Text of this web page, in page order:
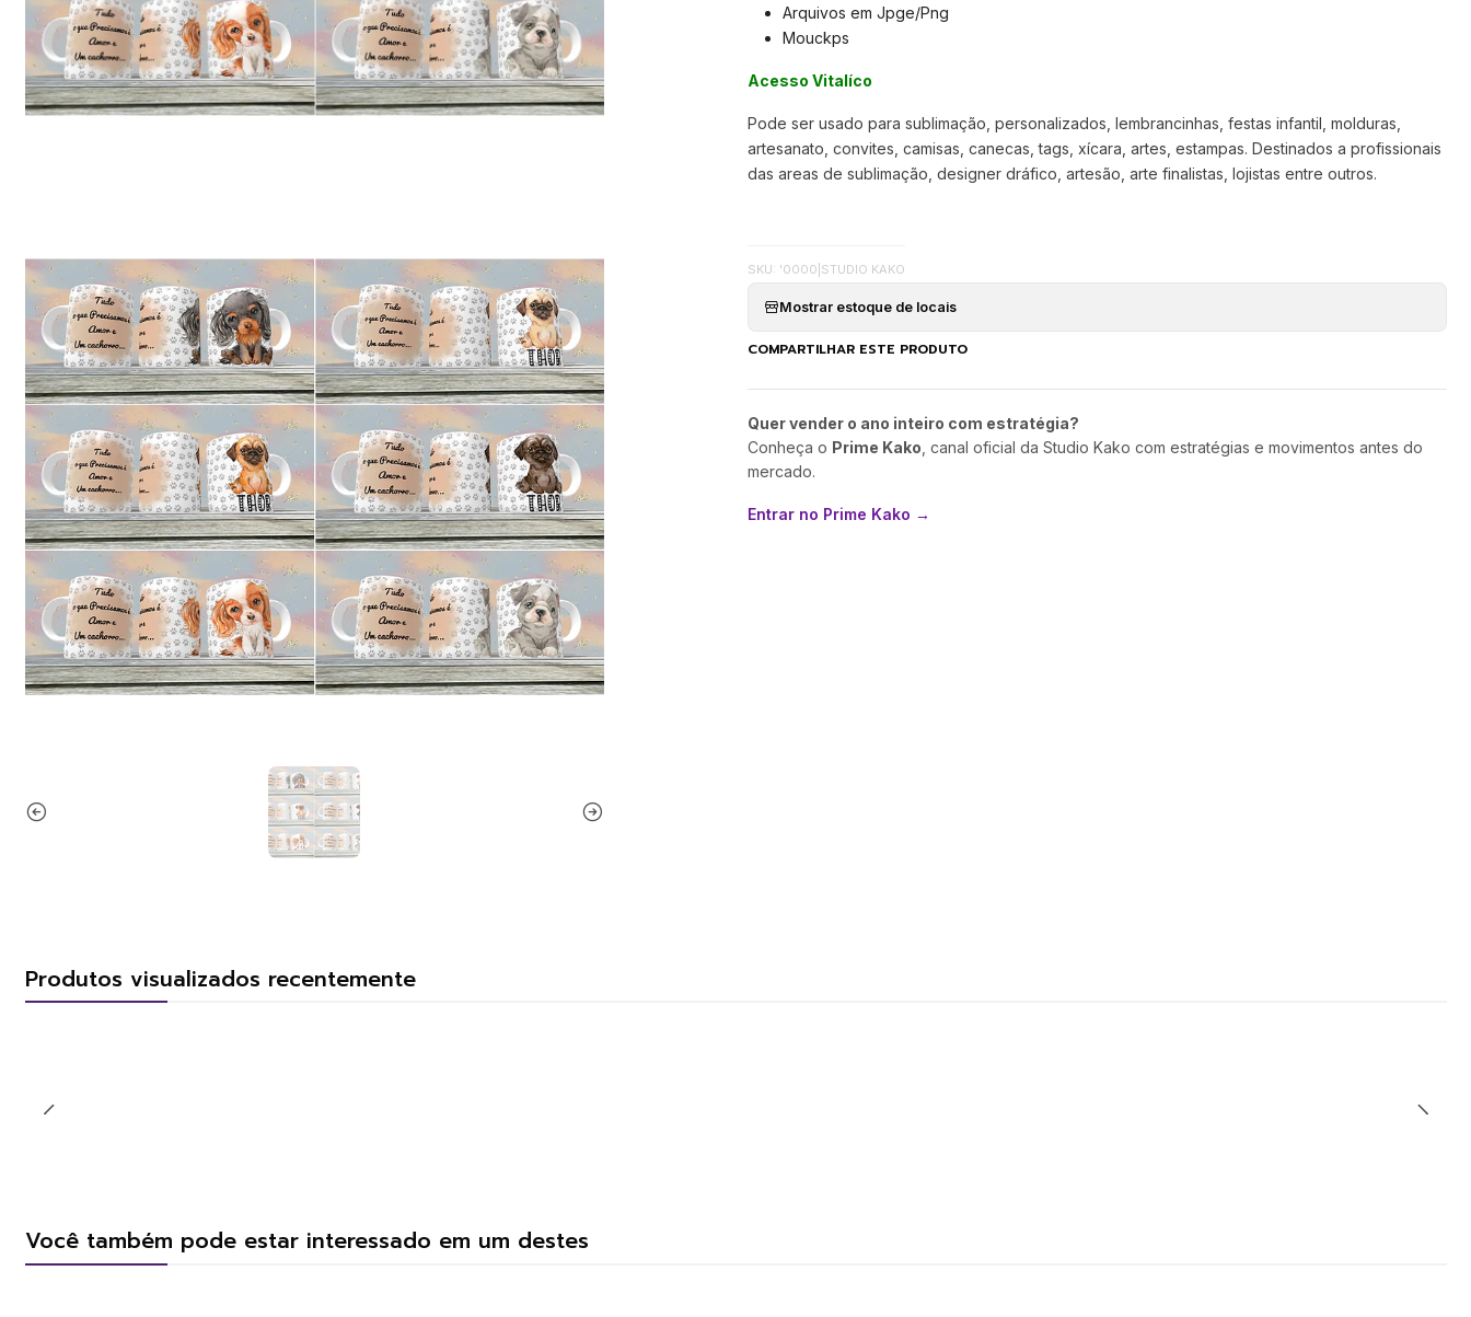
Arquivos em Jpge/Png
Mouckps
Acesso Vitalíco
Pode ser usado para sublimação, personalizados, lembrancinhas, festas infantil, molduras,
artesanato, convites, camisas, canecas, tags, xícara, artes, estampas. Destinados a profissionais
das areas de sublimação, designer dráfico, artesão, arte finalistas, lojistas entre outros.
SKU: '0000 STUDIO KAKO
Mostrar estoque de locais
COMPARTILHAR ESTE PRODUTO
Quer vender o ano inteiro com estratégia?
Conheça o Prime Kako , canal oficial da Studio Kako com estratégias e movimentos antes do
mercado.
Entrar no Prime Kako →
Produtos visualizados recentemente
Você também pode estar interessado em um destes